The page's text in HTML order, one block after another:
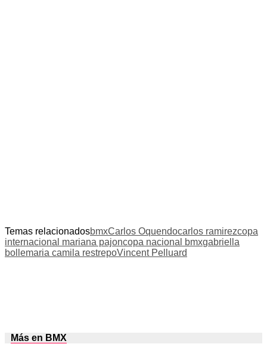
Temas relacionadosbmxCarlos Oquendocarlos ramirezcopa
internacional mariana pajoncopa nacional bmxgabriella
bollemaria camila restrepoVincent Pelluard
Más en BMX